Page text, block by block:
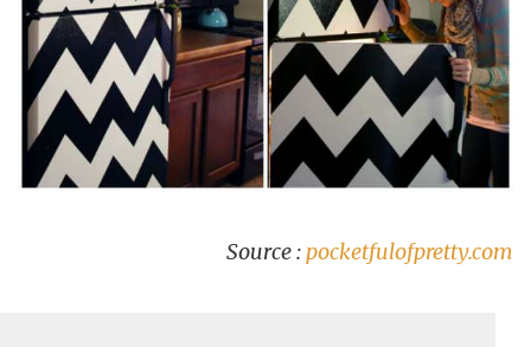
Source :pocketfulofpretty.com